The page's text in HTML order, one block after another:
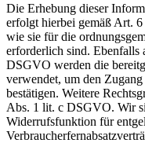
Die Erhebung dieser
erfolgt hierbei gemäß Art.
wie sie für die
erforderlich sind.
DSGVO werden die
verwendet, um den
bestätigen. Weitere
Abs. 1 lit. c DSGVO. Wir
Widerrufsfunktion für